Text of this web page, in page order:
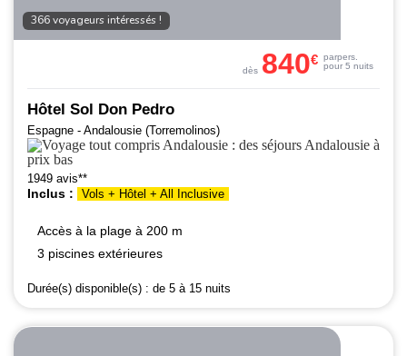
366 voyageurs intéressés !
Hôtel Sol Don Pedro
Espagne - Andalousie (Torremolinos)
1949 avis**
Inclus : Vols + Hôtel + All Inclusive
Accès à la plage à 200 m
3 piscines extérieures
Durée(s) disponible(s) : de 5 à 15 nuits
dès 840€ parpers.
pour 5 nuits